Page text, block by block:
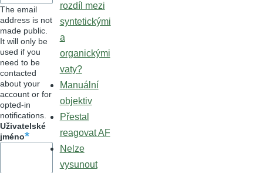
The email
address is not
made public.
It will only be
used if you
need to be
contacted
about your
account or for
opted-in
notifications.
Uživatelské
jméno
rozdíl mezi
syntetickými
a
organickými
vaty?
Manuální
objektiv
Přestal
reagovat AF
Nelze
vysunout